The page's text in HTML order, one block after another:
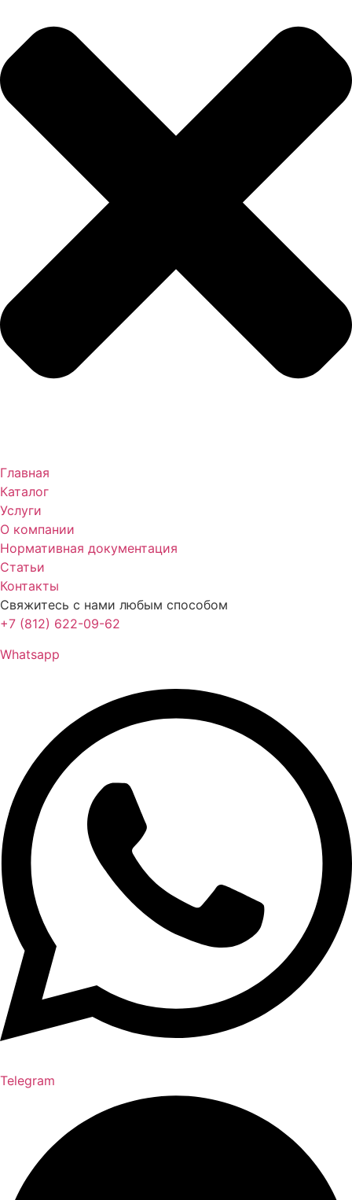
Главная
Каталог
Услуги
О компании
Нормативная документация
Статьи
Контакты
Свяжитесь с нами любым способом
+7 (812) 622-09-62
Whatsapp
Telegram